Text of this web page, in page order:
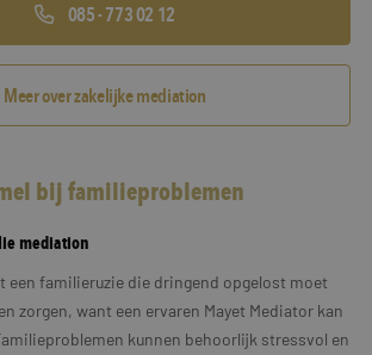
085 - 773 02 12
Meer over zakelijke mediation
bij familieproblemen
mediation
een familieruzie die dringend opgelost moet
zorgen, want een ervaren Mayet Mediator kan
kunnen behoorlijk stressvol en